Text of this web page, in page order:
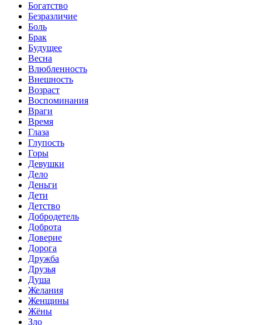
Богатство
Безразличие
Боль
Брак
Будущее
Весна
Влюбленность
Внешность
Возраст
Воспоминания
Враги
Время
Глаза
Глупость
Горы
Девушки
Дело
Деньги
Дети
Детство
Добродетель
Доброта
Доверие
Дорога
Дружба
Друзья
Душа
Желания
Женщины
Жёны
Зло